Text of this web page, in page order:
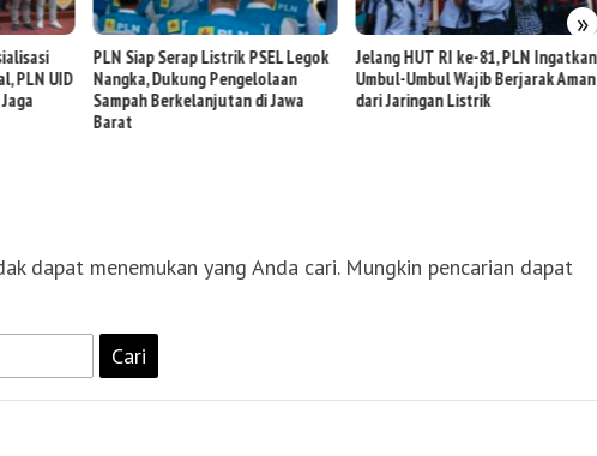
»
PLN UID
PLN Siap Serap Listrik PSEL Legok
Nangka, Dukung Pengelolaan
Sampah Berkelanjutan di Jawa
Barat
Jelang HUT RI ke-81, PLN Ingatkan
Umbul-Umbul Wajib Berjarak Aman
dari Jaringan Listrik
dapat menemukan yang Anda cari. Mungkin pencarian dapat